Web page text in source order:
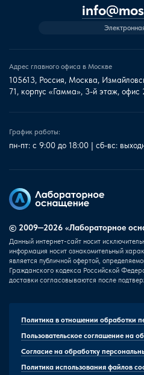
Адрес главного офиса в Москве
105613, Россия, Москва,
71, корпус «Гамма», 3-й этаж, офис
График работы:
пн-пт: с 9:00 до 18:00 | сб-вс:
© 2009—2026 «Лабораторное
Данный интернет-сайт носит
информация носит ознакомительный
является публичной офертой,
Гражданского кодекса Российской
доставки согласовываются после
Политика в отношении обработки
Пользовательское соглашение на
Согласие на обработку
Политика использования файлов